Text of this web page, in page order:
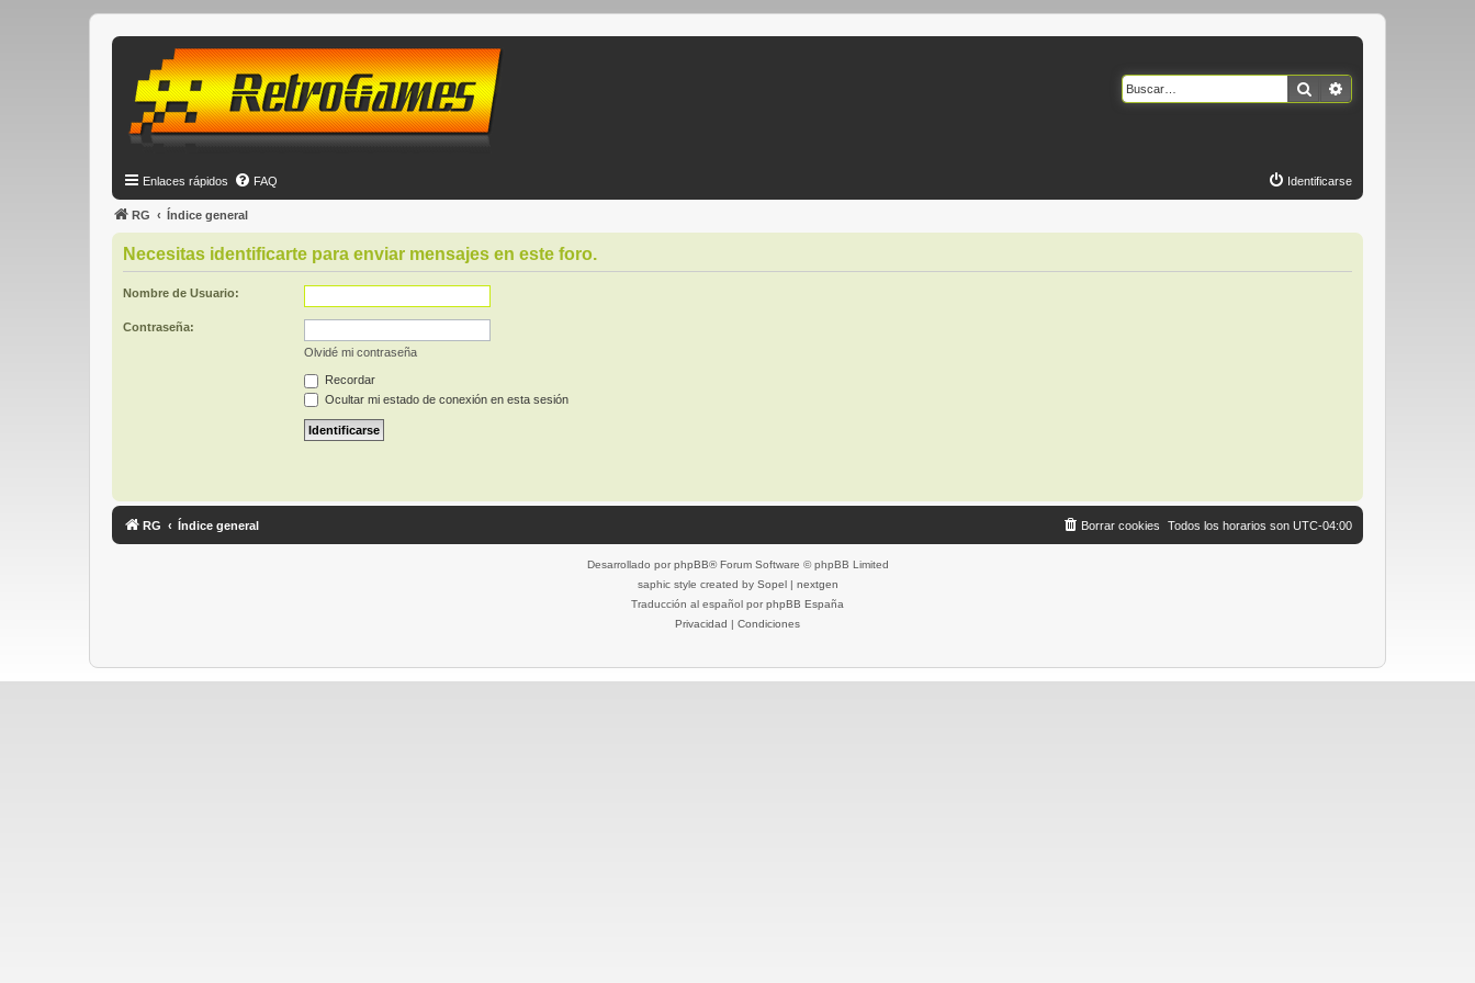
Buscar
Enlaces rápidos FAQ Identificarse
RG Índice general
Necesitas identificarte para enviar mensajes en este foro.
Nombre de Usuario:
Contraseña:
Olvidé mi contraseña
Recordar
Ocultar mi estado de conexión en esta sesión
RG Índice general Todos los horarios son UTC-04:00
Borrar cookies
Desarrollado por phpBB® Forum Software © phpBB Limited
saphic style created by Sopel| nextgen
Traducción al español por phpBB España
Privacidad | Condiciones